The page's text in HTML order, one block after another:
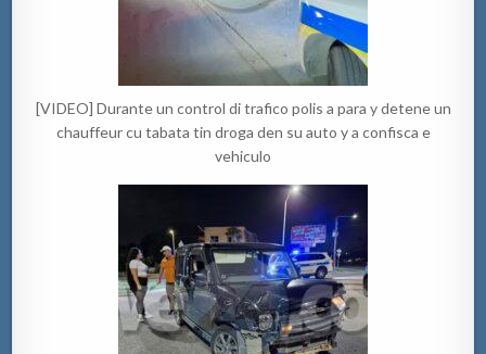
[VIDEO] Durante un control di trafico polis a para y detene un
chauffeur cu tabata tin droga den su auto y a confisca e
vehiculo